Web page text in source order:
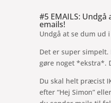
#5 EMAILS:
emails!
Undgå at se dum ud
Det er super
gøre noget *ekstra*.
Du skal helt præcist
efter “Hej Simon”